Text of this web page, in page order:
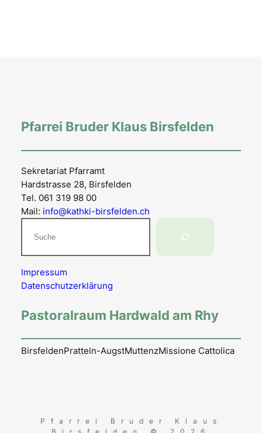
Pfarrei Bruder Klaus Birsfelden
Sekretariat Pfarramt
Hardstrasse 28, Birsfelden
Tel. 061 319 98 00
Mail: info@kathki-birsfelden.ch
Impressum
Datenschutzerklärung
Pastoralraum Hardwald am Rhy
BirsfeldenPratteln-AugstMuttenzMissione Cattolica
Pfarrei Bruder Klaus